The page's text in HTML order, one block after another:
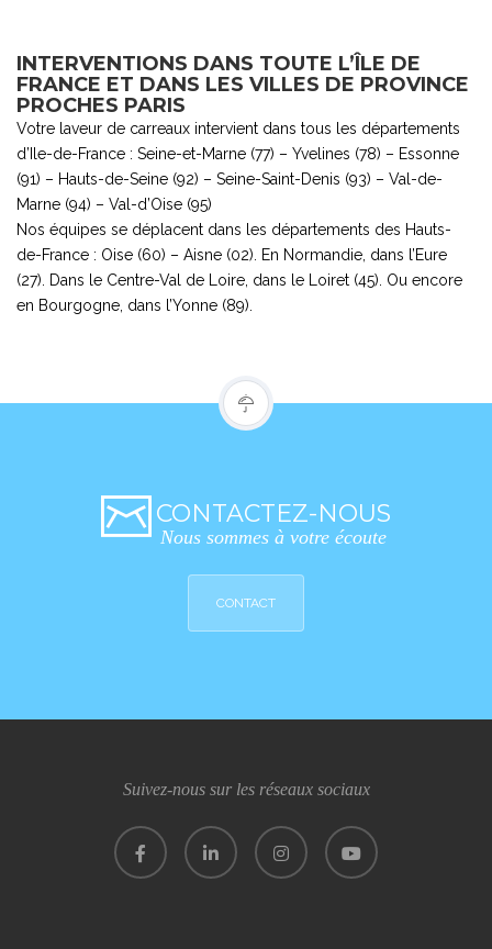
INTERVENTIONS DANS TOUTE L’ÎLE DE
FRANCE ET DANS LES VILLES DE PROVINCE
PROCHES PARIS
Votre laveur de carreaux intervient dans tous les départements
d’Ile-de-France : Seine-et-Marne (77) – Yvelines (78) – Essonne
(91) – Hauts-de-Seine (92) – Seine-Saint-Denis (93) – Val-de-
Marne (94) – Val-d’Oise (95)
Nos équipes se déplacent dans les départements des Hauts-
de-France : Oise (60) – Aisne (02). En Normandie, dans l’Eure
(27). Dans le Centre-Val de Loire, dans le Loiret (45). Ou encore
en Bourgogne, dans l’Yonne (89).
CONTACTEZ-NOUS
Nous sommes à votre écoute
CONTACT
Suivez-nous sur les réseaux sociaux